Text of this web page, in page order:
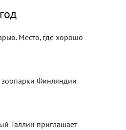
Место, где хорошо
Финляндии
Таллин приглашает